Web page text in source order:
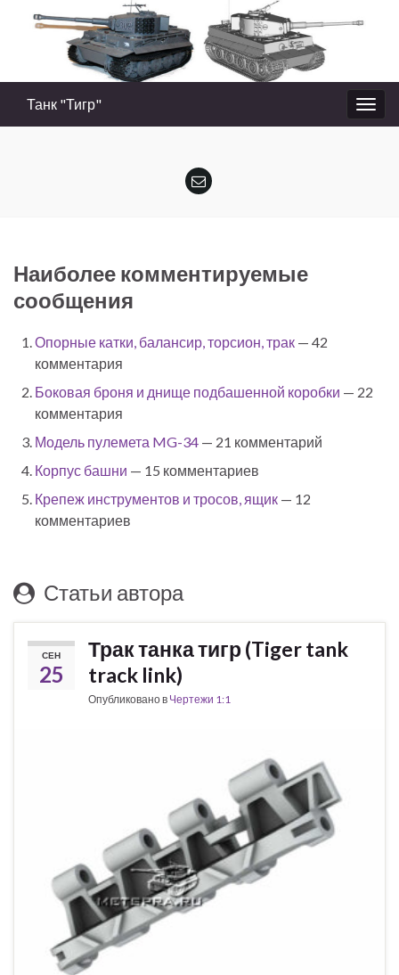
Вкл/
выкл
Танк "Тигр"
Наиболее комментируемые
сообщения
Опорные катки, балансир, торсион, трак — 42
комментария
Боковая броня и днище подбашенной коробки — 22
комментария
Модель пулемета MG-34 — 21 комментарий
Корпус башни — 15 комментариев
Крепеж инструментов и тросов, ящик — 12
комментариев
Статьи автора
СЕН
25
Трак танка тигр (Tiger tank
track link)
Опубликовано в Чертежи 1:1